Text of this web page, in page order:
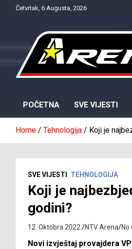
Četvrtak, 6 Augusta, 2026
POČETNA SVE VIJESTI
Home Tehnologija Koji je
SVE VIJESTI TEHNOLOGIJA
Koji je
godini?
12. Oktobra 2022. NTV Arena
Novi izvještaj provajdera